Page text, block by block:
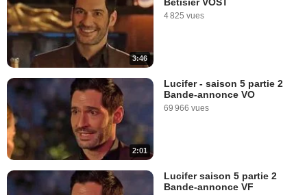
3:46
4 825 vues
2:01
Lucifer - saison 5 partie 2
Bande-annonce VO
69 966 vues
Lucifer saison 5 partie 2
Bande-annonce VF